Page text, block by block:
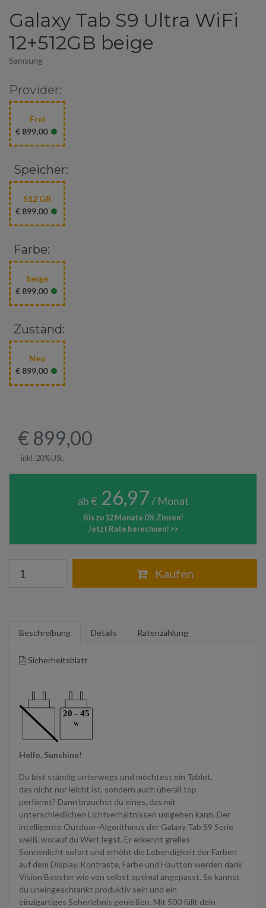
Galaxy Tab S9 Ultra WiFi
12+512GB beige
Samsung
Provider:
Frei
€ 899,00 •
Speicher:
512 GB
€ 899,00 •
Farbe:
beige
€ 899,00 •
Zustand:
Neu
€ 899,00 •
€ 899,00
inkl. 20% USt.
ab € 26,97/ Monat
Bis zu 12 Monate 0% Zinsen!
Jetzt Rate berechnen! >>
Kaufen
Beschreibung Details Ratenzahlung
Sicherheitsblatt
Hello, Sunshine!
Du bist ständig unterwegs und möchtest ein Tablet,
das nicht nur leicht ist, sondern auch überall top
performt? Dann brauchst du eines, das mit
unterschiedlichen Lichtverhältnissen umgehen kann. Der
intelligente Outdoor-Algorithmus der Galaxy Tab S9 Serie
weiß, worauf du Wert legst. Er erkennt grelles
Sonnenlicht sofort und erhöht die Lebendigkeit der Farben
auf dem Display. Kontraste, Farbe und Hautton werden dank
Vision Booster wie von selbst optimal angepasst. So kannst
du uneingeschränkt produktiv sein und ein
einzigartiges Seherlebnis genießen. Mit 500 fällt dein